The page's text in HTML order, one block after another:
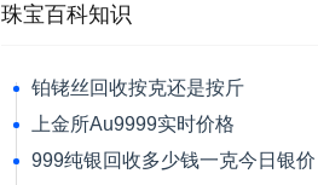
珠宝百科知识
铂铑丝回收按克还是按斤
上金所Au9999实时价格
999纯银回收多少钱一克今日银价